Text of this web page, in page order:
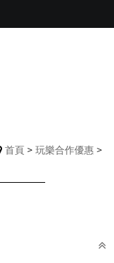
首頁> 玩樂合作優惠>